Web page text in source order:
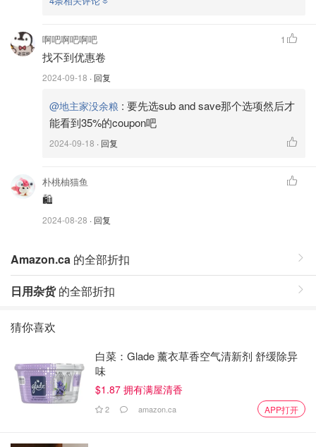
啊吧啊吧啊吧
找不到优惠卷
2024-09-18 · 回复
1
@地主家没余粮 : 要先选sub and save那个选项然后才
能看到35%的coupon吧
2024-09-18 · 回复
朴桃柚猫鱼
🛍️
2024-08-28 · 回复
Amazon.ca 的全部折扣
日用杂货的全部折扣
猜你喜欢
白菜：Glade 薰衣草香空气清新剂 舒缓除异
味
$1.87 拥有满屋清香
2 amazon.ca APP打开